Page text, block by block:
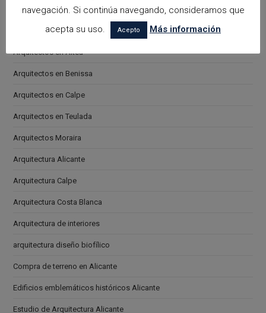
arquitectora espacios biofilicos
Arquitectos en Alicante
Arquitectos en Altea
Arquitectos en Benissa
Arquitectos en Calpe
Arquitectos en Teulada
Arquitectos Moraira
Arquitectura Alicante
Arquitectura Calpe
Arquitectura Costa Blanca
Arquitectura de interiores
arquitectura diseño biofílico
Compra de terreno en Alicante
Edificios emblemáticos históricos Alicante
Estudio de Arquitectura Alicante
navegación. Si continúa navegando, consideramos que
acepta su uso.
Acepto Más información